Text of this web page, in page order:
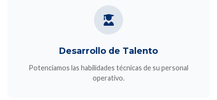
Desarrollo de Talento
Potenciamos las habilidades técnicas de su personal
operativo.